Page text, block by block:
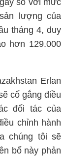
so với mức
lượng của
tháng 4, duy
hơn 129.000
Erlan
cố gắng điều
đối tác của
chỉnh hành
chúng tôi sẽ
bố này phản